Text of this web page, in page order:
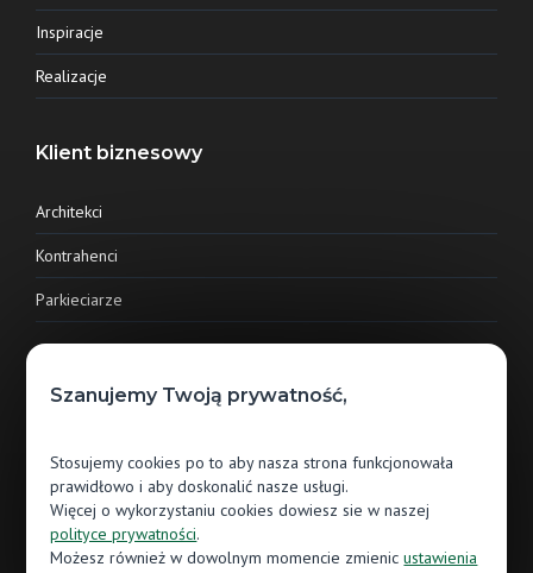
Inspiracje
Realizacje
Klient biznesowy
Architekci
Kontrahenci
Parkieciarze
E-commerce
Kontakt
Szanujemy Twoją prywatność,
Stosujemy cookies po to aby nasza strona funkcjonowała
prawidłowo i aby doskonalić nasze usługi.
Więcej o wykorzystaniu cookies dowiesz sie w naszej
polityce prywatności.
Możesz również w dowolnym momencie zmienicustawienia